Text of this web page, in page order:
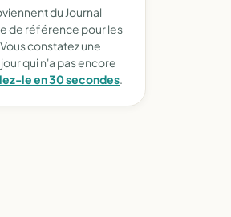
du Journal
de référence pour les
constatez une
qui n'a pas encore
le en 30 secondes.